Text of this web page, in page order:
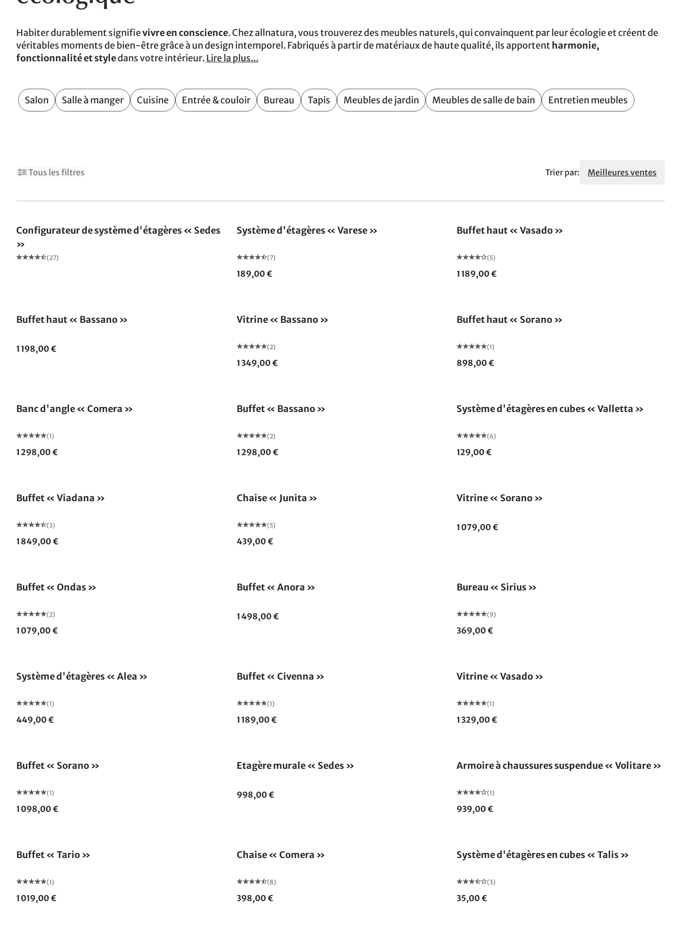
Habiter durablement signifievivre en conscience. Chez allnatura, vous trouverez des meubles naturels, qui convainquent par leur écologie et créent de
véritables moments de bien-être grâce à un design intemporel. Fabriqués à partir de matériaux de haute qualité, ils apportent harmonie,
fonctionnalité et styledans votre intérieur. Lire la plus...
Salon Salle à manger Cuisine Entrée & couloir Bureau Tapis Meubles de jardin Meubles de salle de bain Entretien meubles
Tous les filtres Trier par: Meilleures ventes
Configurateur de système d'étagères « Sedes
»
(27)
Système d'étagères « Varese »
(7)
189,00 €
Buffet haut « Vasado »
(5)
1 189,00 €
Buffet haut « Bassano »
1 198,00 €
Vitrine « Bassano »
(2)
1 349,00 €
Buffet haut « Sorano »
(1)
898,00 €
Banc d'angle « Comera »
(1)
1 298,00 €
Buffet « Bassano »
(2)
1 298,00 €
Système d'étagères en cubes « Valletta »
(6)
129,00 €
Buffet « Viadana »
(3)
1 849,00 €
Chaise « Junita »
(5)
439,00 €
Vitrine « Sorano »
1 079,00 €
Buffet « Ondas »
(2)
1 079,00 €
Buffet « Anora »
1 498,00 €
Bureau « Sirius »
(9)
369,00 €
Système d'étagères « Alea »
(1)
449,00 €
Buffet « Civenna »
(1)
1 189,00 €
Vitrine « Vasado »
(1)
1 329,00 €
Buffet « Sorano »
(1)
1 098,00 €
Etagère murale « Sedes »
998,00 €
Armoire à chaussures suspendue « Volitare »
(1)
939,00 €
Buffet « Tario »
(1)
1 019,00 €
Chaise « Comera »
(8)
398,00 €
Système d'étagères en cubes « Talis »
(3)
35,00 €
2